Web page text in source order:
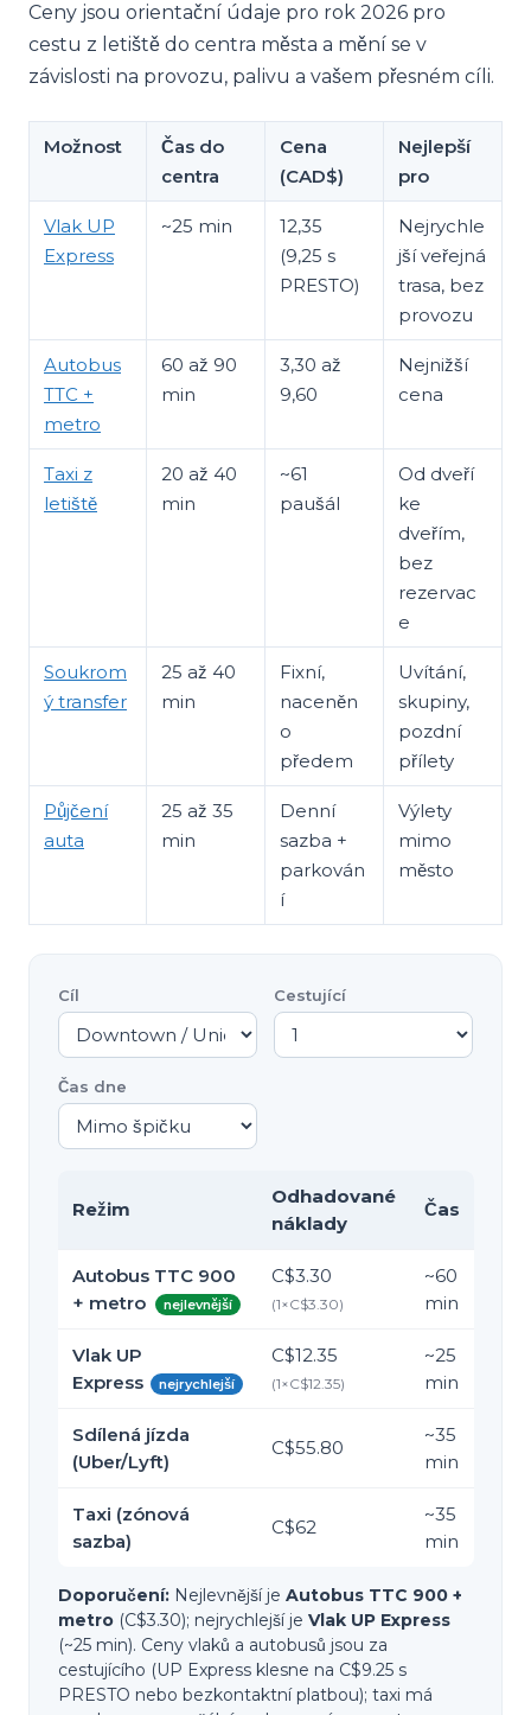
Ceny jsou orientační údaje pro rok 2026 pro
cestu z letiště do centra města a mění se v
závislosti na provozu, palivu a vašem přesném cíli.
Možnost
Čas do
centra
Cena
(CAD$)
Nejlepší
pro
Vlak UP
Express
~25 min
12,35
(9,25 s
PRESTO)
Nejrychle
jší veřejná
trasa, bez
provozu
Autobus
TTC +
metro
60 až 90
min
3,30 až
9,60
Nejnižší
cena
Taxi z
letiště
20 až 40
min
~61
paušál
Od dveří
ke
dveřím,
bez
rezervac
e
Soukrom
ý transfer
25 až 40
min
Fixní,
naceněn
o
předem
Uvítání,
skupiny,
pozdní
přílety
Půjčení
auta
25 až 35
min
Denní
sazba +
parkován
í
Výlety
mimo
město
Cíl Cestující
Čas dne
Režim
Odhadované
náklady
Čas
Autobus TTC 900
+ metro
nejlevnější
C$3.30
(1×C$3.30)
~60
min
Vlak UP
Express
nejrychlejší
C$12.35
(1×C$12.35)
~25
min
Sdílená jízda
(Uber/Lyft)
C$55.80
~35
min
Taxi (zónová
sazba)
C$62
~35
min
Doporučení: Nejlevnější je Autobus TTC 900 +
metro (C$3.30); nejrychlejší je Vlak UP Express
(~25 min). Ceny vlaků a autobusů jsou za
cestujícího (UP Express klesne na C$9.25 s
PRESTO nebo bezkontaktní platbou); taxi má